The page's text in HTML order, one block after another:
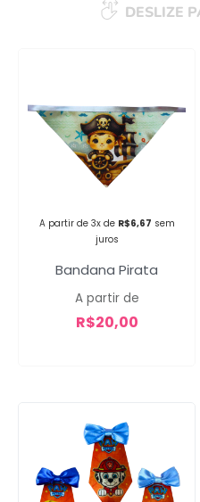
DESLIZE
A partir de 3x de R$6,67 sem
juros
Bandana Pirata
A partir de
R$20,00
Campanha